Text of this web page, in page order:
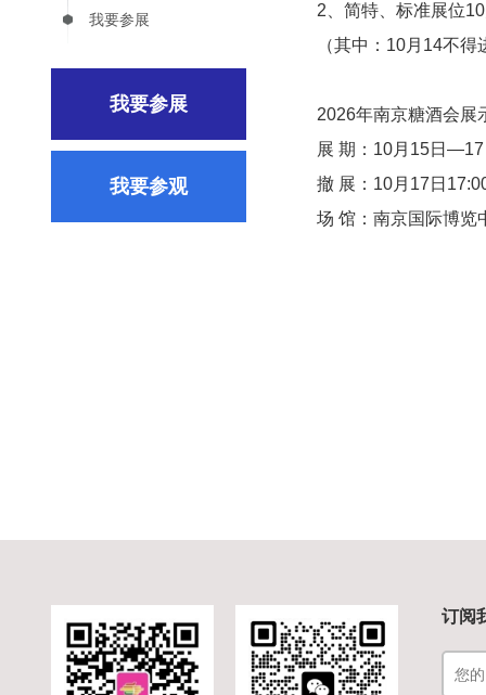
我要参展
我要参展
我要参观
2、简特、标准展位
（其中：10月14不
2026年南京糖酒会展
展 期：10月15日
撤 展：10月17日
场 馆：南京国际博览
订阅